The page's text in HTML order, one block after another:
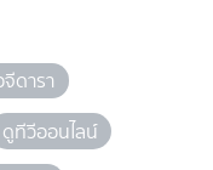
จีดารา
ดูทีวีออนไลน์